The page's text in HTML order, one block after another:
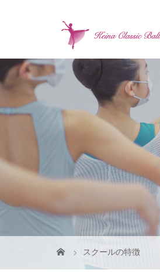
スクールの特徴